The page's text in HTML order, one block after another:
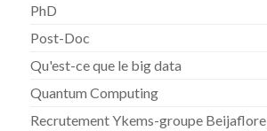
PhD
Post-Doc
Qu'est-ce que le big data
Quantum Computing
Recrutement Ykems-groupe Beijaflore